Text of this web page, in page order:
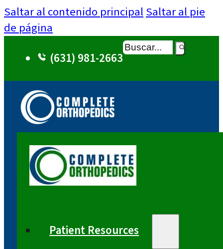
Saltar al contenido principal Saltar al pie
de página
(631) 981-2663
Buscar
Patient Resources